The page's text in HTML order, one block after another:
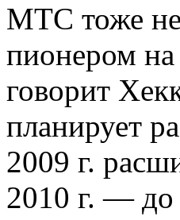
МТС тоже не
пионером на
говорит
планирует
2009 г.
2010 г. — до